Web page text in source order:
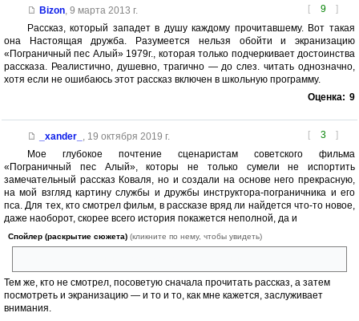
[ 9 ]
Bizon, 9 марта 2013 г.
Рассказ, который западет в душу каждому прочитавшему. Вот такая
она Настоящая дружба. Разумеется нельзя обойти и экранизацию
«Пограничный пес Алый» 1979г., которая только подчеркивает достоинства
рассказа. Реалистично, душевно, трагично — до слез. читать однозначно,
хотя если не ошибаюсь этот рассказ включен в школьную программу.
Оценка: 9
[ 3 ]
_xander_ , 19 октября 2019 г.
Мое глубокое почтение сценаристам советского фильма
«Пограничный пес Алый», которы не только сумели не испортить
замечательный рассказ Коваля, но и создали на основе него прекрасную,
на мой взгляд картину службы и дружбы инструктора-пограничника и его
пса. Для тех, кто смотрел фильм, в рассказе вряд ли найдется что-то новое,
даже наоборот, скорее всего история покажется неполной, да и
Спойлер (раскрытие сюжета) (кликните по нему, чтобы увидеть)
Тем же, кто не смотрел, посоветую сначала прочитать рассказ, а затем
посмотреть и экранизацию — и то и то, как мне кажется, заслуживает
внимания.